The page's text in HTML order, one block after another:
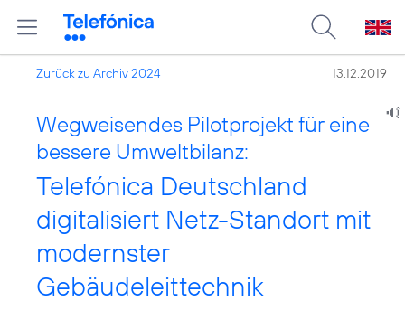
Zurück zu Archiv 2024 13.12.2019
Wegweisendes Pilotprojekt für eine
bessere Umweltbilanz:
Telefónica Deutschland
digitalisiert Netz-Standort mit
modernster
Gebäudeleittechnik